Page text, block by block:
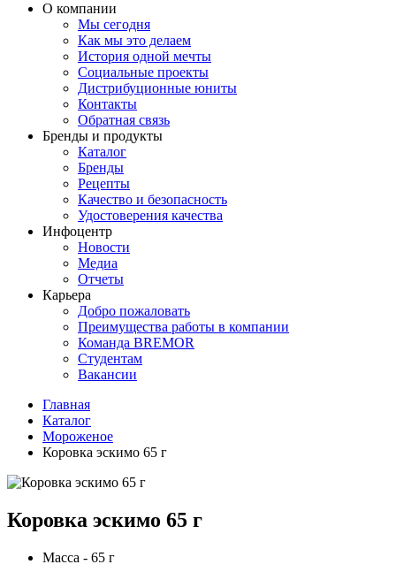
О компании
Мы сегодня
Как мы это делаем
История одной мечты
Социальные проекты
Дистрибуционные юниты
Контакты
Обратная связь
Бренды и продукты
Каталог
Бренды
Рецепты
Качество и безопасность
Удостоверения качества
Инфоцентр
Новости
Медиа
Отчеты
Карьера
Добро пожаловать
Преимущества работы в компании
Команда BREMOR
Студентам
Вакансии
Главная
Каталог
Мороженое
Коровка эскимо 65 г
Коровка эскимо 65 г
Масса - 65 г